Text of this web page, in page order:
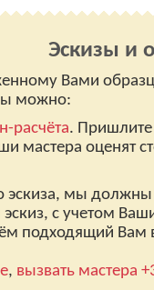
Эскизы и
Вами
можно:
расчёта.
оценят
эскиза, мы
с учетом
подходящий Вам
, вызвать мастера